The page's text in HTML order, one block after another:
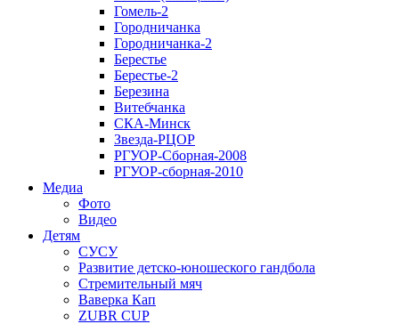
Гомель-2
Городничанка
Городничанка-2
Берестье
Берестье-2
Березина
Витебчанка
СКА-Минск
Звезда-РЦОР
РГУОР-Сборная-2008
РГУОР-сборная-2010
Медиа
Фото
Видео
Детям
СУСУ
Развитие детско-юношеского гандбола
Стремительный мяч
Ваверка Кап
ZUBR CUP